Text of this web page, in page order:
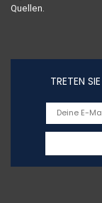
Quellen.
TRETEN